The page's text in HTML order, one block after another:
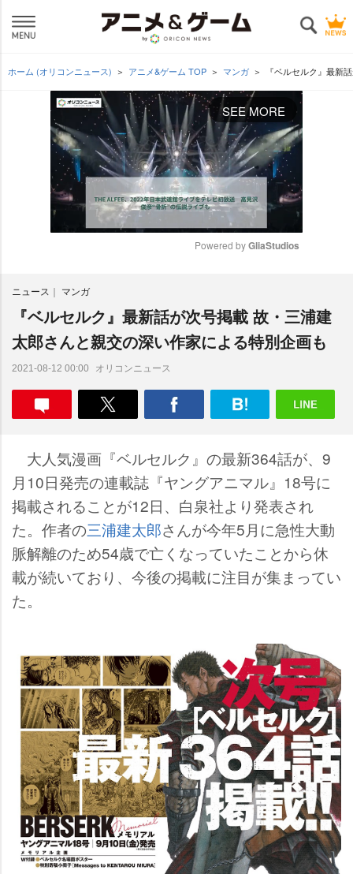
ホーム (オリコンニュース) アニメ&ゲーム TOP マンガ 『ベルセルク』最新
SEE MORE
Powered by GliaStudios
ニュース マンガ
『ベルセルク』最新話が次号掲載 故・三浦建
太郎さんと親交の深い作家による特別企画も
2021-08-12 00:00 オリコンニュース
大人気漫画『ベルセルク』の最新364話が、9
月10日発売の連載誌『ヤングアニマル』18号に
掲載されることが12日、白泉社より発表され
た。作者の三浦建太郎さんが今年5月に急性大動
脈解離のため54歳で亡くなっていたことから休
載が続いており、今後の掲載に注目が集まってい
た。